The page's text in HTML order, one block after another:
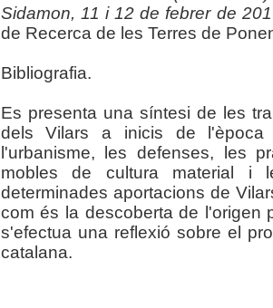
Sidamon, 11 i 12 de febrer de
de Recerca de les Terres de
Bibliografia.
Es presenta una síntesi de les
dels Vilars a inicis de
l'urbanisme, les defenses, les
mobles de cultura material i
determinades aportacions de
com és la descoberta de l'origen
s'efectua una reflexió sobre el
catalana.